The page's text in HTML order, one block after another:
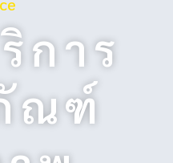
การ
ณฑ์